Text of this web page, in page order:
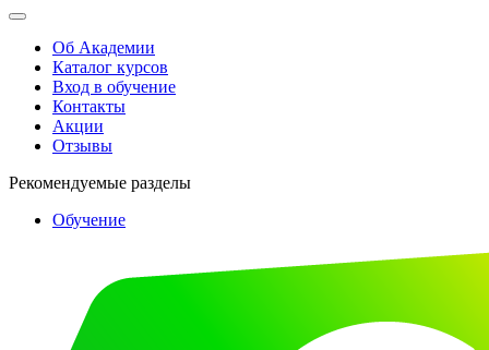
Об Академии
Каталог курсов
Вход в обучение
Контакты
Акции
Отзывы
Рекомендуемые разделы
Обучение